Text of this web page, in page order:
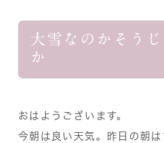
大雪なのかそう
か
おはようございます。
今朝は良い天気。昨日の朝は